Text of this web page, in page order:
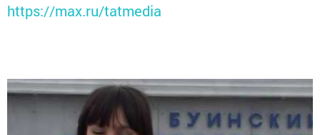
https://max.ru/tatmedia